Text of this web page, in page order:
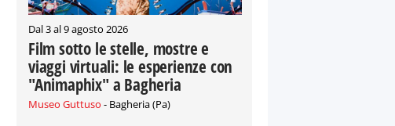
Dal 3 al 9 agosto 2026
Film sotto le stelle, mostre e
viaggi virtuali: le esperienze con
"Animaphix" a Bagheria
Museo Guttuso - Bagheria (Pa)